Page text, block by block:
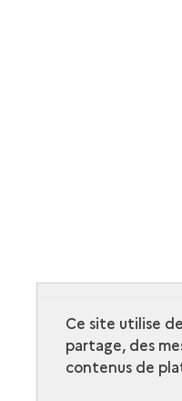
Ce site utilise
partage, des
contenus de